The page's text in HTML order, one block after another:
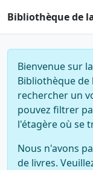
Bibliothèque de
Bienvenue sur
Bibliothèque de
rechercher un
pouvez filtrer
l'étagère où se
Nous n'avons
de livres.